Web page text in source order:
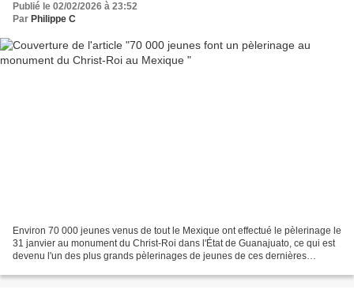
Publié le 02/02/2026 à 23:52
Par Philippe C
Environ 70 000 jeunes venus de tout le Mexique ont effectué le pèlerinage le
31 janvier au monument du Christ-Roi dans l'État de Guanajuato, ce qui est
devenu l'un des plus grands pèlerinages de jeunes de ces dernières